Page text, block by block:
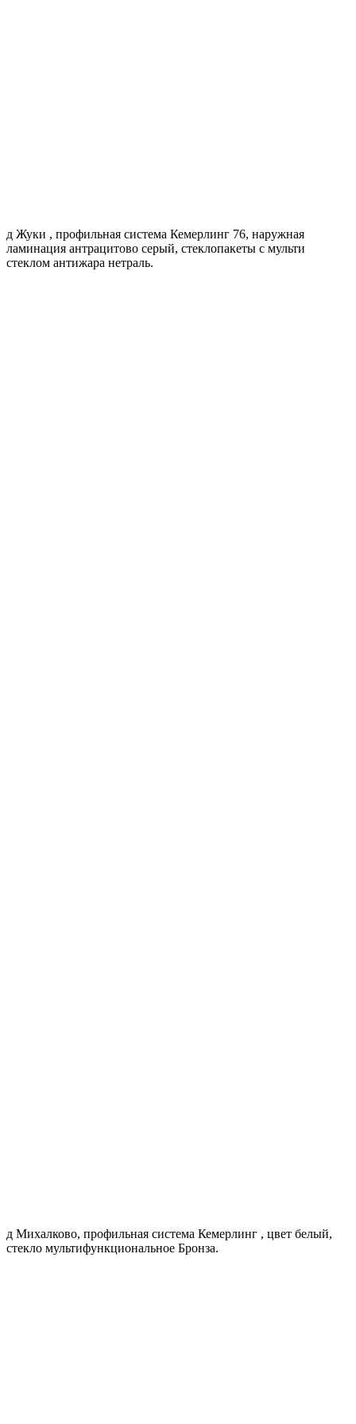
д Жуки , профильная система Кемерлинг 76, наружная
ламинация антрацитово серый, стеклопакеты с мульти
стеклом антижара нетраль.
д Михалково, профильная система Кемерлинг , цвет белый,
стекло мультифункциональное Бронза.